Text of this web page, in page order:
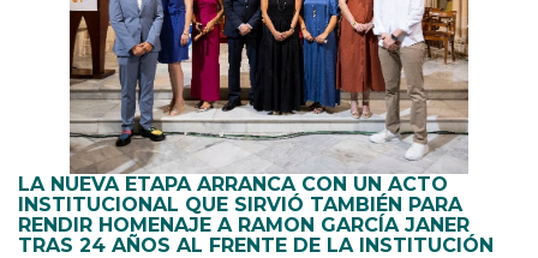
LA NUEVA ETAPA ARRANCA CON UN ACTO
INSTITUCIONAL QUE SIRVIÓ TAMBIÉN PARA
RENDIR HOMENAJE A RAMON GARCÍA JANER
TRAS 24 AÑOS AL FRENTE DE LA INSTITUCIÓN